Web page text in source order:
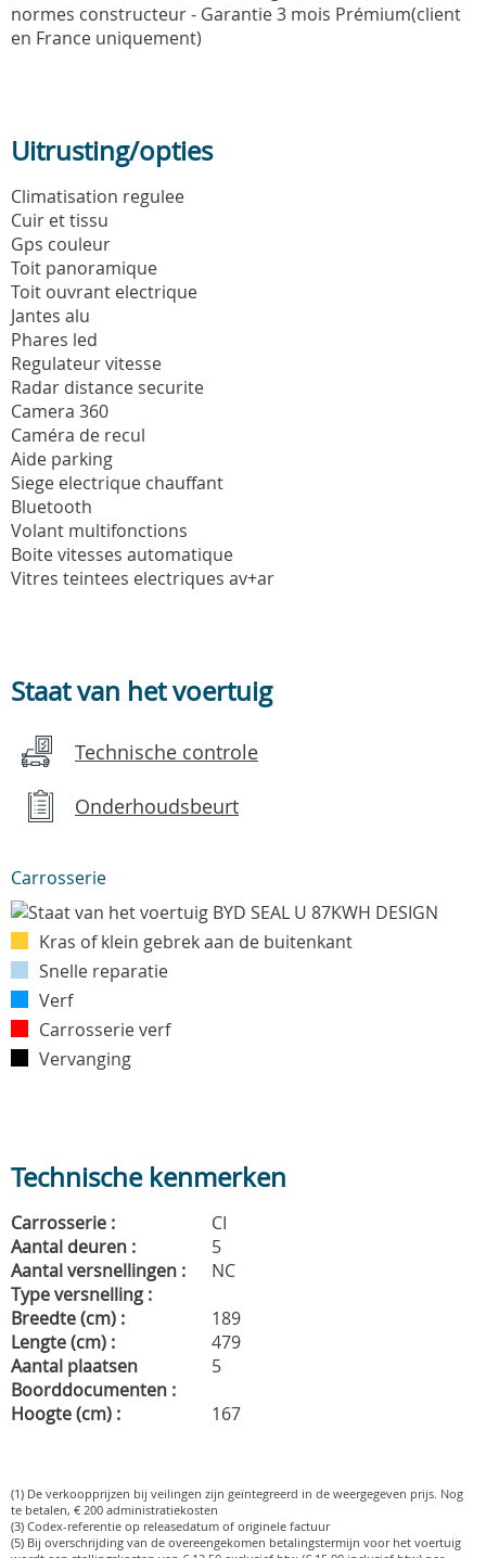
normes constructeur - Garantie 3 mois Prémium(client
en France uniquement)
Uitrusting/opties
Climatisation regulee
Cuir et tissu
Gps couleur
Toit panoramique
Toit ouvrant electrique
Jantes alu
Phares led
Regulateur vitesse
Radar distance securite
Camera 360
Caméra de recul
Aide parking
Siege electrique chauffant
Bluetooth
Volant multifonctions
Boite vitesses automatique
Vitres teintees electriques av+ar
Staat van het voertuig
Technische controle
Onderhoudsbeurt
Carrosserie
Kras of klein gebrek aan de buitenkant
Snelle reparatie
Verf
Carrosserie verf
Vervanging
Technische kenmerken
Carrosserie :
CI
Aantal deuren :
5
Aantal versnellingen :
NC
Type versnelling :
Breedte (cm) :
189
Lengte (cm) :
479
Aantal plaatsen
Boorddocumenten :
5
Hoogte (cm) :
167
(1) De verkoopprijzen bij veilingen zijn geïntegreerd in de weergegeven prijs. Nog
te betalen, € 200 administratiekosten
(3) Codex-referentie op releasedatum of originele factuur
(5) Bij overschrijding van de overeengekomen betalingstermijn voor het voertuig